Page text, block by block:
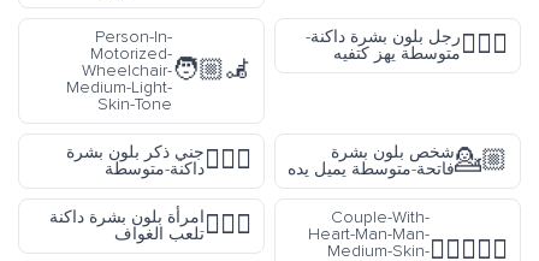
🤷🏾‍♂️رجل بلون بشرة داكنة-
متوسطة يهز كتفيه
🧑🏼‍🦼
Person-In-
Motorized-
Wheelchair-
Medium-Light-
Skin-Tone
💁🏼شخص بلون بشرة
فاتحة-متوسطة يميل يده
🧚🏾‍♂️جني ذكر بلون بشرة
داكنة-متوسطة
👨🏽‍❤️‍👨🏻
Couple-With-
Heart-Man-Man-
Medium-Skin-
🏌🏿‍♀️امرأة بلون بشرة داكنة
تلعب الغواف